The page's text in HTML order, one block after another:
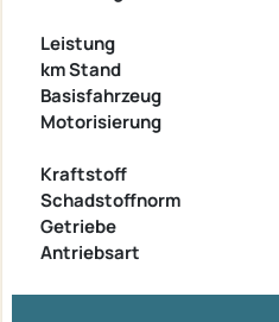
Leistung
km Stand
Basisfahrzeug
Motorisierung
Kraftstoff
Schadstoffnorm
Getriebe
Antriebsart